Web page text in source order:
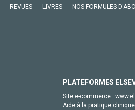
REVUES LIVRES NOS FORMULES
PLATEFORMES
Site e-commerce :
Aide à la pratique